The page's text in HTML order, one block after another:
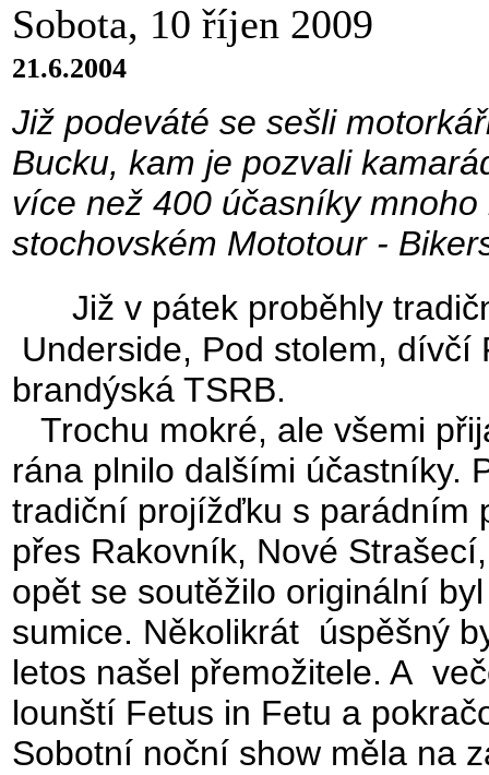
Sobota, 10 říjen 2009
21.6.2004
Již podeváté se sešli
Bucku, kam je pozvali
více než 400 účasníky
stochovském Mototour -
Již v pátek proběhly
Underside, Pod stolem,
brandýská TSRB.
Trochu mokré, ale všemi
rána plnilo dalšími účastníky.
tradiční projížďku s parádním
přes Rakovník, Nové
opět se soutěžilo originální
sumice. Několikrát úspěšný
letos našel přemožitele. A
lounští Fetus in Fetu a
Sobotní noční show měla na